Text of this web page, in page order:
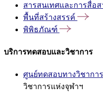
สารสนเทศและการสื่อส
พื้นที่สร้างสรรค์
พิพิธภัณฑ์
บริการทดสอบและวิชาการ
ศูนย์ทดสอบทางวิชากา
วิชาการแห่งจุฬาฯ